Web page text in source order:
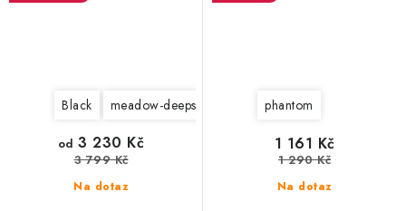
Black meadow-deepsea
Na dotaz
od 3 230 Kč
3 799 Kč
phantom
Na dotaz
1 161 Kč
1 290 Kč